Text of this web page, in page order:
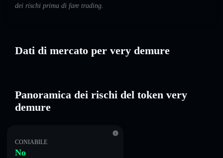
dei rischi prima di fare trading.
Dati di mercato per very demure
Panoramica dei rischi del token very
demure
CONIABILE
No